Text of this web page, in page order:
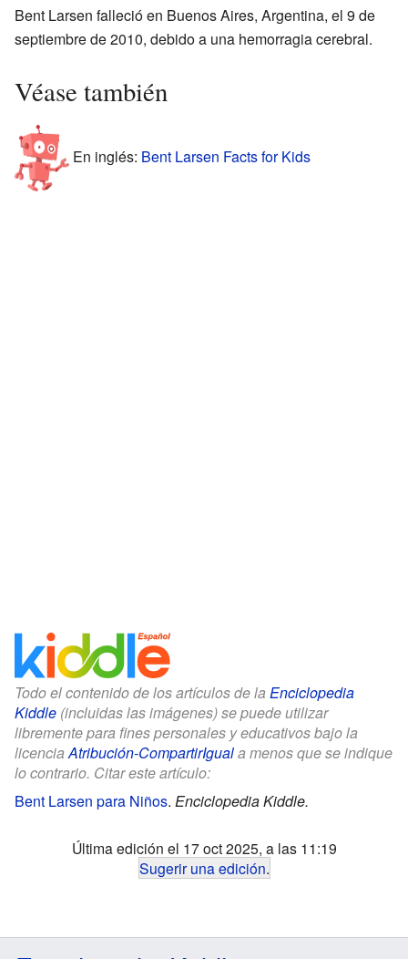
Bent Larsen falleció en Buenos Aires, Argentina, el 9 de
septiembre de 2010, debido a una hemorragia cerebral.
Véase también
En inglés: Bent Larsen Facts for Kids
Todo el contenido de los artículos de la Enciclopedia
Kiddle (incluidas las imágenes) se puede utilizar
libremente para fines personales y educativos bajo la
licenciaAtribución-CompartirIguala menos que se indique
lo contrario. Citar este artículo:
Bent Larsen para Niños. Enciclopedia Kiddle.
Última edición el 17 oct 2025, a las 11:19
Sugerir una edición.